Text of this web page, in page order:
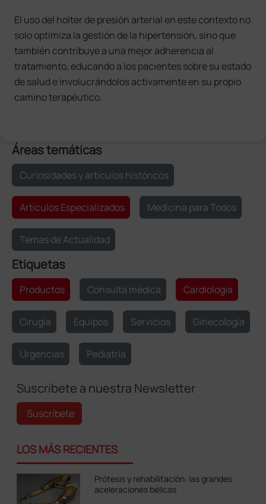
El uso del holter de presión arterial en este contexto no
solo optimiza la gestión de la hipertensión, sino que
también contribuye a una mejor adherencia al
tratamiento, educando a los pacientes sobre su estado
de salud e involucrándolos activamente en su propio
camino terapéutico.
Áreas temáticas
Curiosidades y artículos históricos
Artículos Especializados Medicina para Todos
Temas de Actualidad
Etiquetas
Productos Consulta médica Cardiología
Cirugía Equipos Servicios Ginecología
Urgencias Pediatría
Suscríbete a nuestra Newsletter
Suscríbete
LOS MÁS RECIENTES
Prótesis y rehabilitación: las grandes
aceleraciones bélicas